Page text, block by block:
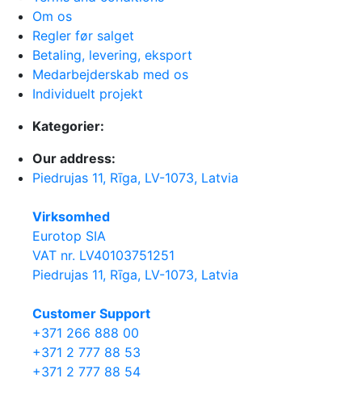
Om os
Regler før salget
Betaling, levering, eksport
Medarbejderskab med os
Individuelt projekt
Kategorier:
Our address:
Piedrujas 11, Rīga, LV-1073, Latvia
Virksomhed
Eurotop SIA
VAT nr. LV40103751251
Piedrujas 11, Rīga, LV-1073, Latvia
Сustomer Support
+371 266 888 00
+371 2 777 88 53
+371 2 777 88 54